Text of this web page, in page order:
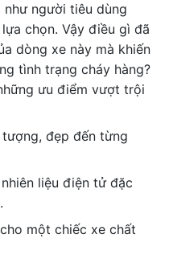
người tiêu dùng
chọn. Vậy điều gì đã
dòng xe này mà khiến
tình trạng cháy hàng?
ưu điểm vượt trội
đẹp đến từng
liệu điện tử đặc
một chiếc xe chất